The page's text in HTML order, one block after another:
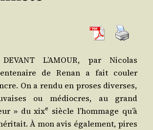
DEVANT L’AMOUR, par Nico­las
de Renan a fait cou­ler
On a ren­du en proses diverses,
ou médiocres, au grand
» duxixe siècle l’hommage qu’à
À mon avis éga­le­ment, pires